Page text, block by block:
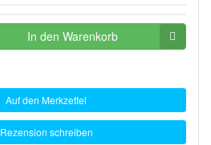
In den Warenkorb
Auf den Merkzettel
Rezension schreiben